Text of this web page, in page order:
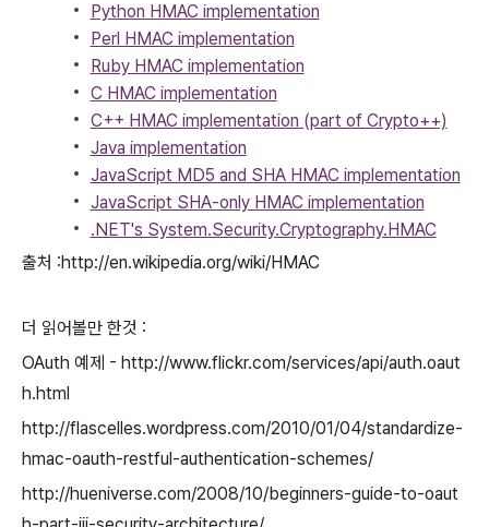
Python HMAC implementation
Perl HMAC implementation
Ruby HMAC implementation
C HMAC implementation
C++ HMAC implementation (part of Crypto++)
Java implementation
JavaScript MD5 and SHA HMAC implementation
JavaScript SHA-only HMAC implementation
.NET's System.Security.Cryptography.HMAC
출처 :http://en.wikipedia.org/wiki/HMAC
더 읽어볼만 한것 :
OAuth 예제 - http://www.flickr.com/services/api/auth.oaut
h.html
http://flascelles.wordpress.com/2010/01/04/standardize-
hmac-oauth-restful-authentication-schemes/
http://hueniverse.com/2008/10/beginners-guide-to-oaut